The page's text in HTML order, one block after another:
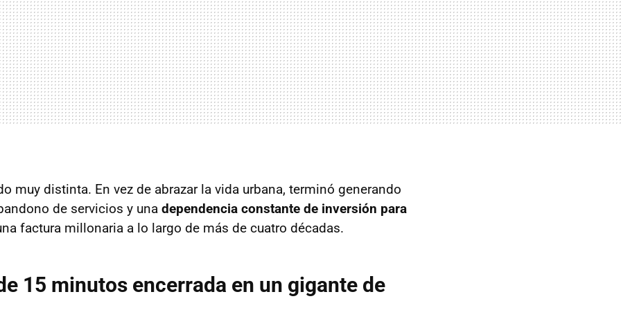
muy distinta. En vez de abrazar la vida urbana, terminó generando
de servicios y una dependencia constante de inversión para
factura millonaria a lo largo de más de cuatro décadas.
15 minutos encerrada en un gigante de